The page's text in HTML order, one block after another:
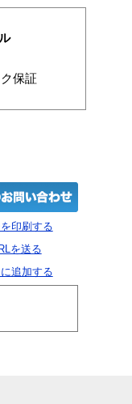
保証
印刷する
を送る
追加する